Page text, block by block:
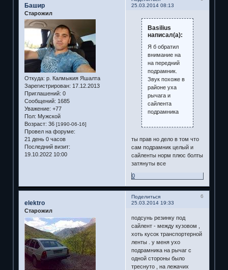
25.03.2014 08:13
Башир
Старожил
Откуда: р. Калмыкия Яшалта
Зарегистрирован: 17.12.2013
Приглашений: 0
Сообщений: 1685
Уважение: +77
Пол: Мужской
Возраст: 36 [1990-06-16]
Провел на форуме:
21 день 0 часов
Последний визит:
19.10.2022 10:00
Basilius
написал(а):
Я б обратил
внимание на
на передний
подрамник.
Звук похоже в
районе уха
рычага и
сайлента
подрамника
ты прав но дело в том что
сам подрамник целый и
сайленты норм плюс болты
затянуты все
0
Поделиться
6
25.03.2014 19:33
elektro
Старожил
подсунь резинку под
сайлент - между кузовом ,
хоть кусок транспортерной
ленты . у меня ухо
подрамника на рычаг с
одной стороны было
треснуто , на лежачих